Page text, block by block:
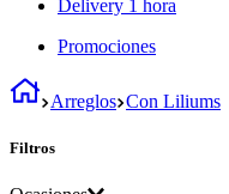
Delivery 1 hora
Promociones
Arreglos Con Liliums
Filtros